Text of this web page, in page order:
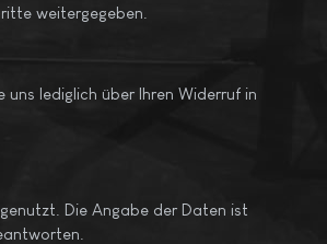
weitergegeben.
lediglich über Ihren Widerruf in
Die Angabe der Daten ist